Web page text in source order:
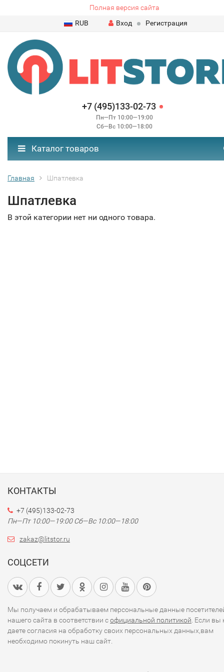
Полная версия сайта
RUB
Вход Регистрация
+7 (495)133-02-73
Пн—Пт 10:00—19:00
Сб—Вс 10:00—18:00
Каталог товаров
Главная Шпатлевка
Шпатлевка
В этой категории нет ни одного товара.
КОНТАКТЫ
+7 (495)133-02-73
Пн—Пт 10:00—19:00 Сб—Вс 10:00—18:00
zakaz@litstor.ru
СОЦСЕТИ
Мы получаем и обрабатываем персональные данные
нашего сайта в соответствии софициальной политикой. Если вы
даете согласия на обработку своих персональных данных,вам
необходимо покинуть наш сайт.